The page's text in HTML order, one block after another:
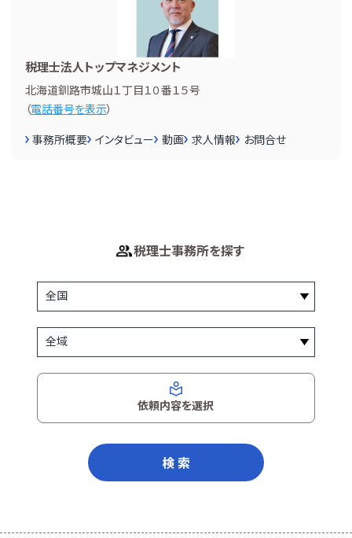
税理士法人トップマネジメント
北海道釧路市城山１丁目１０番１５号
（電話番号を表示）
事務所概要 インタビュー 動画 求人情報 お問合せ
税理士事務所を探す
依頼内容を選択
検 索